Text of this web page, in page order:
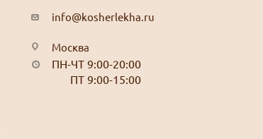
info@kosherlekha.ru
Москва
ПН-ЧТ 9:00-20:00
ПТ 9:00-15:00